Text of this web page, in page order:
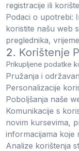
registracije ili
Podaci o upotrebi:
koristite našu web
preglednika,
2. Korištenje
Prikupljene podatke
Pružanja i
Personalizacije
Poboljšanja naše
Komunikacije s
novim kursevima,
informacijama koje
Analize korištenja